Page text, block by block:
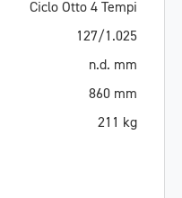
Ciclo Otto 4 Tempi
127/1.025
n.d. mm
860 mm
211 kg